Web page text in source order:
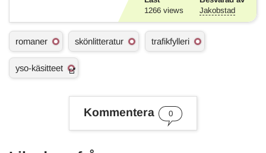
1266 views
Jakobstad
Ä
m
n
s
romaner skönlitteratur trafikfylleri
yso-käsitteet
Kommentera 0